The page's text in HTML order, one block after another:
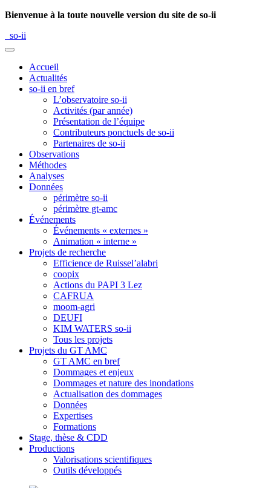
Bienvenue à la toute nouvelle version du site de so-ii
so-ii
Accueil
Actualités
so-ii en bref
L’observatoire so-ii
Activités (par année)
Présentation de l’équipe
Contributeurs ponctuels de so-ii
Partenaires de so-ii
Observations
Méthodes
Analyses
Données
périmètre so-ii
périmètre gt-amc
Événements
Événements « externes »
Animation « interne »
Projets de recherche
Efficience de Ruissel’alabri
coopix
Actions du PAPI 3 Lez
CAFRUA
moom-agri
DEUFI
KIM WATERS so-ii
Tous les projets
Projets du GT AMC
GT AMC en bref
Dommages et enjeux
Dommages et nature des inondations
Actualisation des dommages
Données
Expertises
Formations
Stage, thèse & CDD
Productions
Valorisations scientifiques
Outils développés